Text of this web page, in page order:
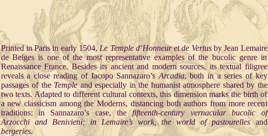
Printed in Paris in early 1504,Le Temple d’Honneur et de Vertusby Jean Lemaire
de Belges is one of the most representative examples of the bucolic genre in
Renaissance France. Besides its ancient and modern sources, its textual filigree
reveals a close reading of Iacopo Sannazaro’sArcadia, both in a series of key
passages of the Templeand especially in the humanist atmosphere shared by the
two texts. Adapted to different cultural contexts, this dimension marks the birth of
a new classicism among the Moderns, distancing both authors from more recent
traditions: in Sannazaro’s case, thefifteenth-century vernacular bucolic of
Arzocchi and Benivieni; in Lemaire’s work, the world ofpastourellesand
bergeries.